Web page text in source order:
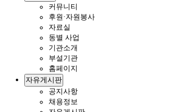
커뮤니티
후원·자원봉사
자료실
동별 사업
기관소개
부설기관
홈페이지
자유게시판
공지사항
채용정보